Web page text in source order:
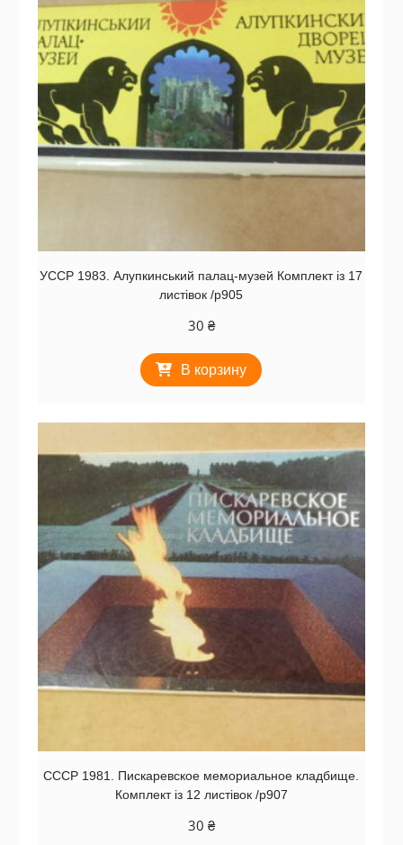
УССР 1983. Алупкинський палац-музей Комплект із 17
листівок /р905
30 ₴
В корзину
СССР 1981. Пискаревское мемориальное кладбище.
Комплект із 12 листівок /р907
30 ₴